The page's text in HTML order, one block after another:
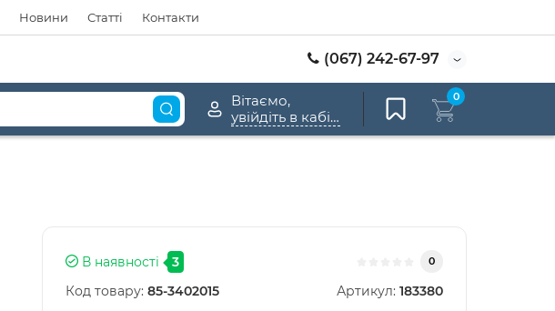
Новини Статті Контакти
(067) 242-67-97
Вітаємо,
увійдіть в кабінет
0
В наявності 3 0
Код товару: 85-3402015 Артикул: 183380